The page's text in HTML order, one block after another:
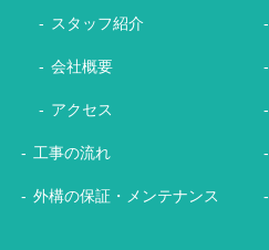
スタッフ紹介
会社概要
アクセス
工事の流れ
外構の保証・メンテナンス